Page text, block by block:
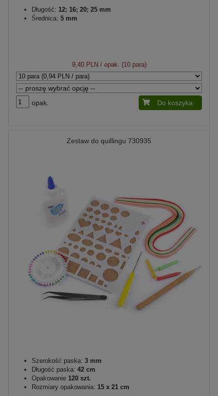
Długość: 12; 16; 20; 25 mm
Średnica: 5 mm
9,40 PLN / opak. (10 para)
opak. Do koszyka
Zestaw do quillingu 730935
Szerokość paska: 3 mm
Długość paska: 42 cm
Opakowanie 120 szt.
Rozmiary opakowania: 15 x 21 cm